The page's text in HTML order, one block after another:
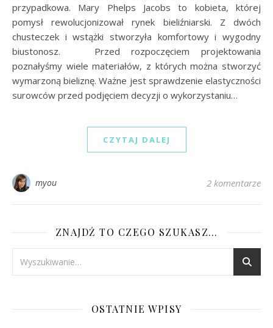
przypadkowa. Mary Phelps Jacobs to kobieta, której
pomysł rewolucjonizował rynek bieliźniarski. Z dwóch
chusteczek i wstążki stworzyła komfortowy i wygodny
biustonosz. Przed rozpoczęciem projektowania
poznałyśmy wiele materiałów, z których można stworzyć
wymarzoną bieliznę. Ważne jest sprawdzenie elastyczności
surowców przed podjęciem decyzji o wykorzystaniu…
CZYTAJ DALEJ
myou 2 komentarze
ZNAJDŹ TO CZEGO SZUKASZ…
OSTATNIE WPISY